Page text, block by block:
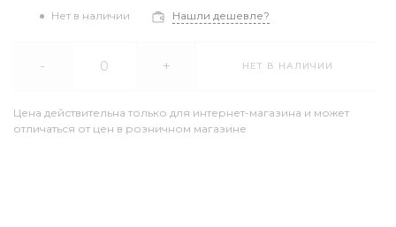
Нет в наличии Нашли дешевле?
- + НЕТ В НАЛИЧИИ
Цена действительна только для интернет-магазина и может
отличаться от цен в розничном магазине